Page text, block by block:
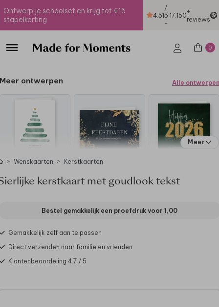
Ontwerp je schoolset en krijg tot €15
stapelkorting
4.51
/
5
-
17.150+
reviews
0
Meer ontwerpen Alle ontwerpen
Meer
Wenskaarten Kerstkaarten
kerstkaart met goudlook tekst
Bestel gemakkelijk een proefdruk voor 1,00
Gemakkelijk zelf aan te passen
Direct verzenden naar familie en vrienden
Klantenbeoordeling 4.7 / 5